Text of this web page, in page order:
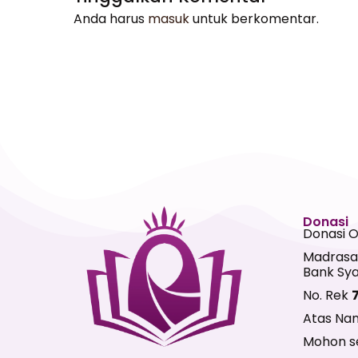
Anda harus masukuntuk berkomentar.
Donasi
Donasi
Bank
No. Rek
Atas
Mohon